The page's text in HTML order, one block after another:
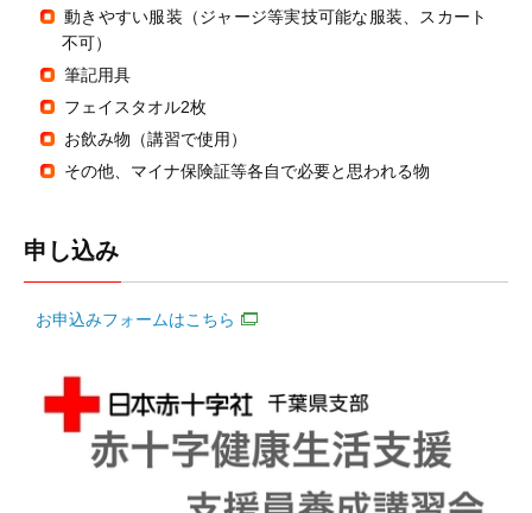
動きやすい服装（ジャージ等実技可能な服装、スカート
不可）
筆記用具
フェイスタオル2枚
お飲み物（講習で使用）
その他、マイナ保険証等各自で必要と思われる物
申し込み
お申込みフォームはこちら